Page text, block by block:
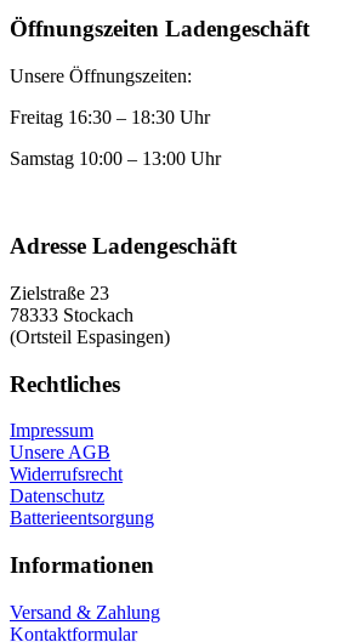
mehrere
Öffnungszeiten Ladengeschäft
Unsere Öffnungszeiten:
Freitag 16:30 – 18:30 Uhr
Samstag 10:00 – 13:00 Uhr
Adresse Ladengeschäft
Zielstraße 23
78333 Stockach
(Ortsteil Espasingen)
Rechtliches
Impressum
Unsere AGB
Widerrufsrecht
Datenschutz
Batterieentsorgung
Informationen
Versand & Zahlung
Kontaktformular